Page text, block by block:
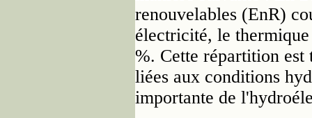
renouvelables (EnR)
électricité, le
%. Cette répartition est
liées aux conditions
importante de